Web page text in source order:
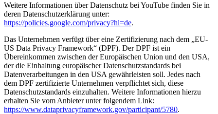
Weitere Informationen über Datenschutz bei YouTube finden Sie in
deren Datenschutzerklärung unter:
https://policies.google.com/privacy?hl=de.
Das Unternehmen verfügt über eine Zertifizierung nach dem „EU-
US Data Privacy Framework“ (DPF). Der DPF ist ein
Übereinkommen zwischen der Europäischen Union und den USA,
der die Einhaltung europäischer Datenschutzstandards bei
Datenverarbeitungen in den USA gewährleisten soll. Jedes nach
dem DPF zertifizierte Unternehmen verpflichtet sich, diese
Datenschutzstandards einzuhalten. Weitere Informationen hierzu
erhalten Sie vom Anbieter unter folgendem Link:
https://www.dataprivacyframework.gov/participant/5780.